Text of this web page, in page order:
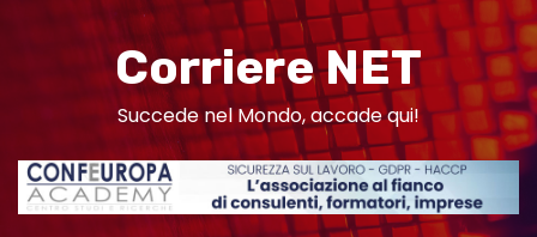
Corriere NET
Succede nel Mondo, accade qui!